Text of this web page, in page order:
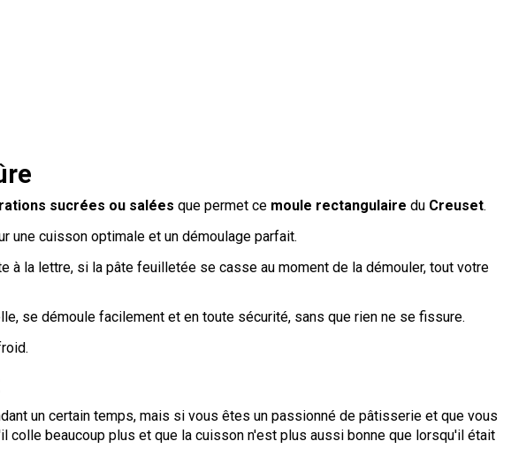
sucrées ou salées que permet ce moule rectangulaire du Creuset.
une cuisson optimale et un démoulage parfait.
la lettre, si la pâte feuilletée se casse au moment de la démouler, tout votre
se démoule facilement et en toute sécurité, sans que rien ne se fissure.
un certain temps, mais si vous êtes un passionné de pâtisserie et que vous
beaucoup plus et que la cuisson n'est plus aussi bonne que lorsqu'il était